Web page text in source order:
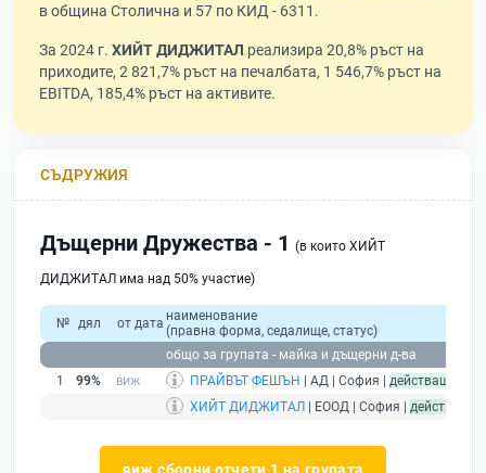
в община Столична и 57 по КИД - 6311.
За 2024 г. ХИЙТ ДИДЖИТАЛ реализира 20,8% ръст на
приходите, 2 821,7% ръст на печалбата, 1 546,7% ръст на
EBITDA, 185,4% ръст на активите.
СЪДРУЖИЯ
Дъщерни Дружества - 1 (в които ХИЙТ
ДИДЖИТАЛ има над 50% участие)
№ дял от дата наименование
(правна форма, седалище, статус)
общо за групата - майка и дъщерни д-ва
1
99% ПРАЙВЪТ ФЕШЪН | АД | София | действащ
ХИЙТ ДИДЖИТАЛ | ЕООД | София | действащ